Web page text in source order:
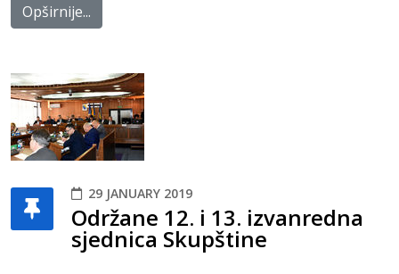
Opširnije...
29 JANUARY 2019
Održane 12. i 13. izvanredna
sjednica Skupštine